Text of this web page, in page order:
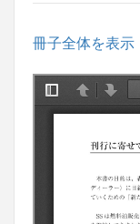
冊子全体を表示